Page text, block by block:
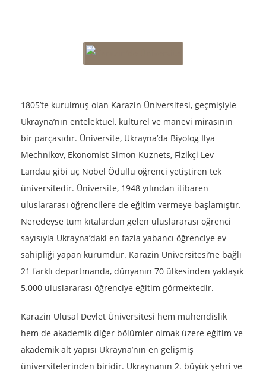
1805’te kurulmuş olan Karazin Üniversitesi, geçmişiyle
Ukrayna’nın entelektüel, kültürel ve manevi mirasının
bir parçasıdır. Üniversite, Ukrayna’da Biyolog Ilya
Mechnikov, Ekonomist Simon Kuznets, Fizikçi Lev
Landau gibi üç Nobel Ödüllü öğrenci yetiştiren tek
üniversitedir. Üniversite, 1948 yılından itibaren
uluslararası öğrencilere de eğitim vermeye başlamıştır.
Neredeyse tüm kıtalardan gelen uluslararası öğrenci
sayısıyla Ukrayna’daki en fazla yabancı öğrenciye ev
sahipliği yapan kurumdur. Karazin Üniversitesi’ne bağlı
21 farklı departmanda, dünyanın 70 ülkesinden yaklaşık
5.000 uluslararası öğrenciye eğitim görmektedir.
Karazin Ulusal Devlet Üniversitesi hem mühendislik
hem de akademik diğer bölümler olmak üzere eğitim ve
akademik alt yapısı Ukrayna’nın en gelişmiş
üniversitelerinden biridir. Ukraynanın 2. büyük şehri ve